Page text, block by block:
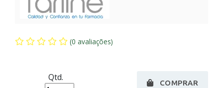
(0 avaliações)
Qtd.
COMPRAR